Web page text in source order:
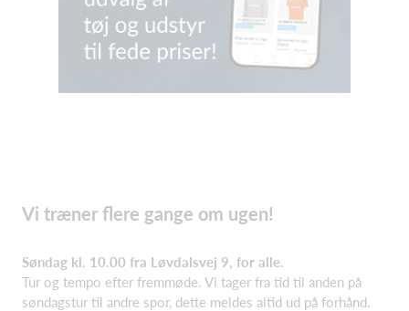
Vi træner flere gange om ugen!
Søndag kl. 10.00 fra Løvdalsvej 9, for alle.
Tur og tempo efter fremmøde. Vi tager fra tid til anden på
søndagstur til andre spor, dette meldes altid ud på forhånd.